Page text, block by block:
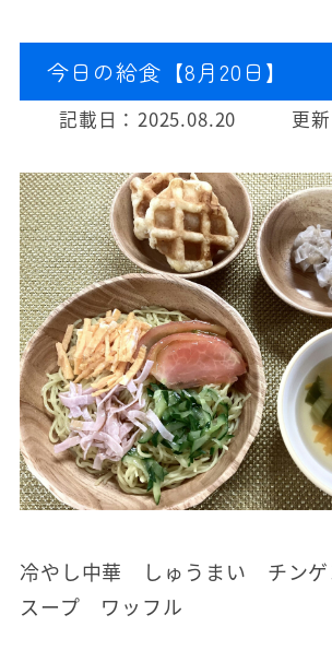
今日の給食【8月20日】
記載日： 2025.08.20 更
冷やし中華 しゅうまい チンゲ
スープ ワッフル